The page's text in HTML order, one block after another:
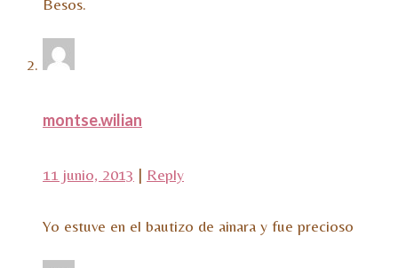
Besos.
montse.wilian
11 junio, 2013 | Reply
Yo estuve en el bautizo de ainara y fue precioso